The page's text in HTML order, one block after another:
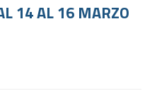
14 AL 16 MARZO